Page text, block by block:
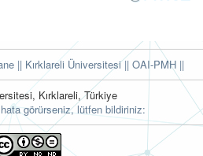
|| Kırklareli Üniversitesi || OAI-PMH ||
Kırklareli, Türkiye
görürseniz, lütfen bildiriniz: